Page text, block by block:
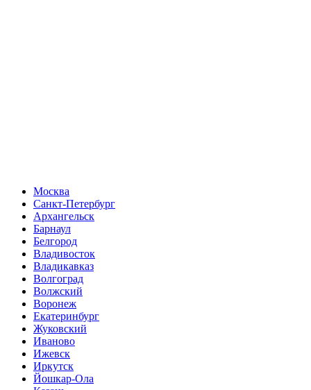
Москва
Санкт-Петербург
Архангельск
Барнаул
Белгород
Владивосток
Владикавказ
Волгоград
Волжский
Воронеж
Екатеринбург
Жуковский
Иваново
Ижевск
Иркутск
Йошкар-Ола